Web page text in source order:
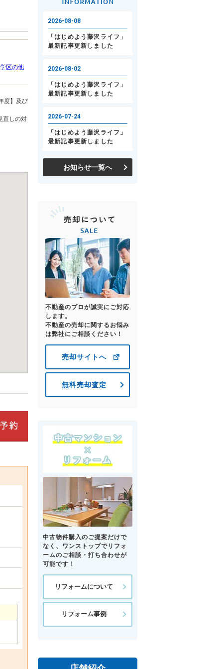
区の他
度】及び
直しの対
お知らせ一覧へ
不動産のプロが誠実にご対応
します。
不動産の売却に関するお悩み
は弊社にご相談ください！
売却サイトへ
無料売却査定
中古物件購入のご提案だけで
なく、ワンストップでリフォ
ームのご相談・打ち合わせが
可能です！
リフォームについて
リフォーム事例